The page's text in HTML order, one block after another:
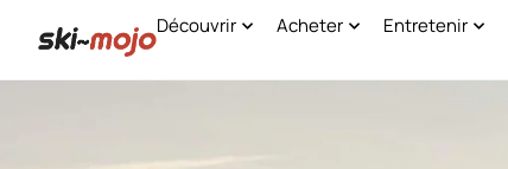
Découvrir Acheter Entretenir